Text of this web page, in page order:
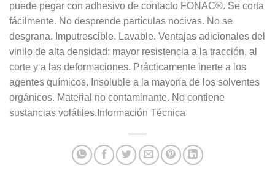
puede pegar con adhesivo de contacto FONAC®. Se corta
fácilmente. No desprende partículas nocivas. No se
desgrana. Imputrescible. Lavable. Ventajas adicionales del
vinilo de alta densidad: mayor resistencia a la tracción, al
corte y a las deformaciones. Prácticamente inerte a los
agentes químicos. Insoluble a la mayoría de los solventes
orgánicos. Material no contaminante. No contiene
sustancias volátiles.Información Técnica